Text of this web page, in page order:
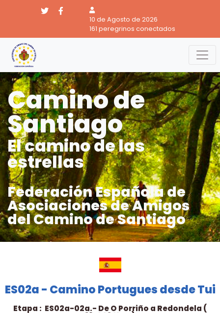
10 de Agosto de 2026
161 peregrinos conectados
Camino de
Santiago
El camino de las
estrellas
Federación Española de
Asociaciones de Amigos
del Camino de Santiago
ES02a - Camino Portugues desde Tui
Etapa : ES02a-02a.- De O Porriño a Redondela (